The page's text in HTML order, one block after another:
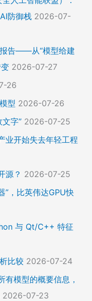
防御栈 2026-07-
告——从“模型给建
2026-07-27
26
型 2026-07-26
字” 2026-07-25
业开始失去年轻工程
源？ 2026-07-25
”，比英伟达GPU快
与 Qt/C++ 特征
比较 2026-07-24
模型的概要信息，
2026-07-23